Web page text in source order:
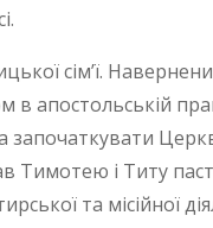
n
B
h
o
сім’ї.
в апостольській
започаткувати
Тимотею і Титу
та місійної